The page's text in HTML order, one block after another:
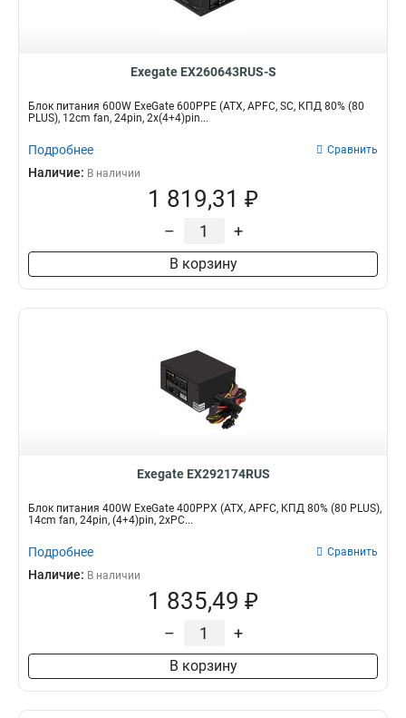
Exegate EX260643RUS-S
Блок питания 600W ExeGate 600PPE (ATX, APFC, SC, КПД 80% (80
PLUS), 12cm fan, 24pin, 2x(4+4)pin...
Подробнее Сравнить
Наличие: В наличии
1 819,31 ₽
– +
В корзину
Exegate EX292174RUS
Блок питания 400W ExeGate 400PPX (ATX, APFC, КПД 80% (80 PLUS),
14cm fan, 24pin, (4+4)pin, 2xPC...
Подробнее Сравнить
Наличие: В наличии
1 835,49 ₽
– +
В корзину